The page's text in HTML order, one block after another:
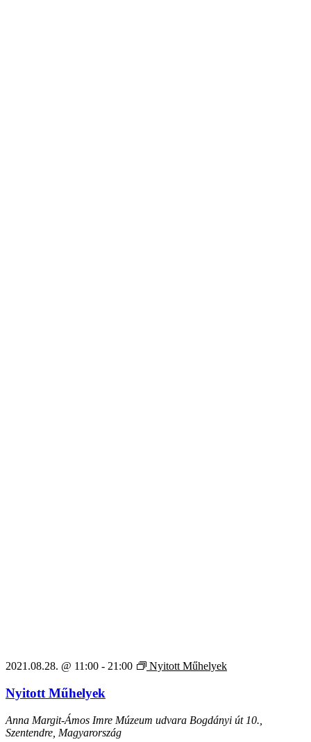
2021.08.28. @ 11:00 - 21:00 Nyitott Műhelyek
Nyitott Műhelyek
Anna Margit-Ámos Imre Múzeum udvara Bogdányi út 10.,
Szentendre, Magyarország